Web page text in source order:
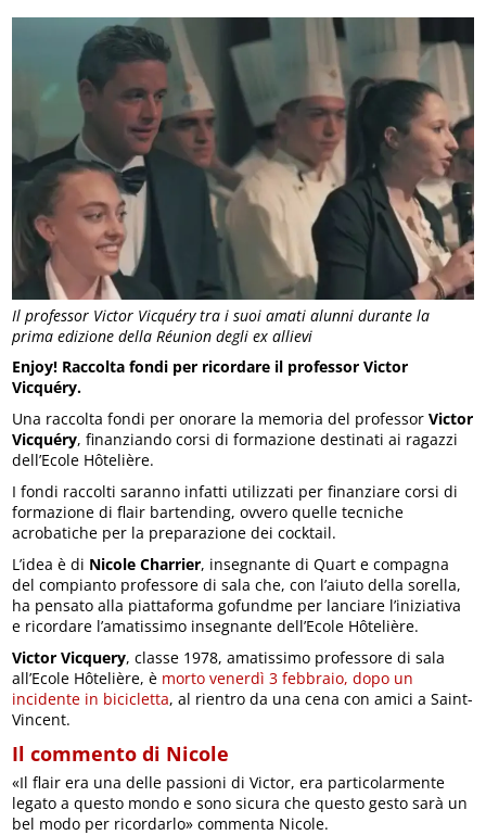
Il professor Victor Vicquéry tra i suoi amati alunni durante la
prima edizione della Réunion degli ex allievi
Enjoy! Raccolta fondi per ricordare il professor Victor
Vicquéry.
Una raccolta fondi per onorare la memoria del professorVictor
Vicquéry, finanziando corsi di formazione destinati ai ragazzi
dell’Ecole Hôtelière.
I fondi raccolti saranno infatti utilizzati per finanziare corsi di
formazione di flair bartending, ovvero quelle tecniche
acrobatiche per la preparazione dei cocktail.
L’idea è di Nicole Charrier, insegnante di Quart e compagna
del compianto professore di sala che, con l’aiuto della sorella,
ha pensato alla piattaforma gofundme per lanciare l’iniziativa
e ricordare l’amatissimo insegnante dell’Ecole Hôtelière.
Victor Vicquery, classe 1978, amatissimo professore di sala
all’Ecole Hôtelière, è morto venerdì 3 febbraio, dopo un
incidente in bicicletta, al rientro da una cena con amici a Saint-
Vincent.
Il commento di Nicole
«Il flair era una delle passioni di Victor, era particolarmente
legato a questo mondo e sono sicura che questo gesto sarà un
bel modo per ricordarlo» commenta Nicole.